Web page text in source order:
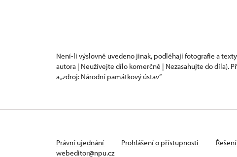
Není-li výslovně uvedeno jinak, podléhají fotografie a texty
autora | Neužívejte dílo komerčně | Nezasahujte do díla).
a „zdroj: Národní památkový ústav“
Právní ujednání Prohlášení o přístupnosti
webeditor@npu.cz